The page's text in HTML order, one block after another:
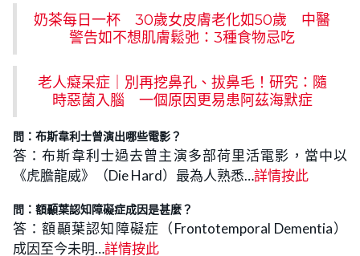
奶茶每日一杯 30歲女皮膚老化如50歲 中醫
警告如不想肌膚鬆弛：3種食物忌吃
老人癡呆症｜別再挖鼻孔、拔鼻毛！研究：隨
時惡菌入腦 一個原因更易患阿茲海默症
問：布斯韋利士曾演出哪些電影？
答：布斯韋利士過去曾主演多部荷里活電影，當中以
《虎膽龍威》（Die Hard）最為人熟悉…詳情按此
問：額顳葉認知障礙症成因是甚麼？
答：額顳葉認知障礙症（Frontotemporal Dementia）
成因至今未明…詳情按此